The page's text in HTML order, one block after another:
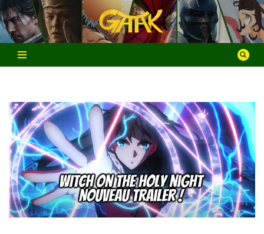
Aller
au
contenu